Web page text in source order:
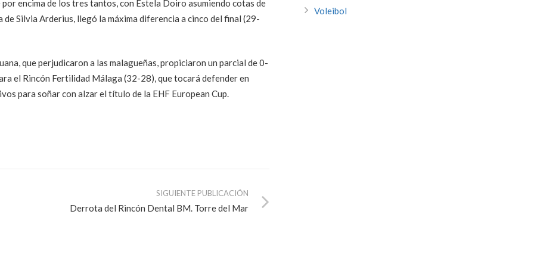
encima de los tres tantos, con Estela Doiro asumiendo cotas de
Silvia Arderius, llegó la máxima diferencia a cinco del final (29-
que perjudicaron a las malagueñas, propiciaron un parcial de 0-
el Rincón Fertilidad Málaga (32-28), que tocará defender en
para soñar con alzar el título de la EHF European Cup.
SIGUIENTE PUBLICACIÓN
Derrota del Rincón Dental BM. Torre del Mar
Voleibol